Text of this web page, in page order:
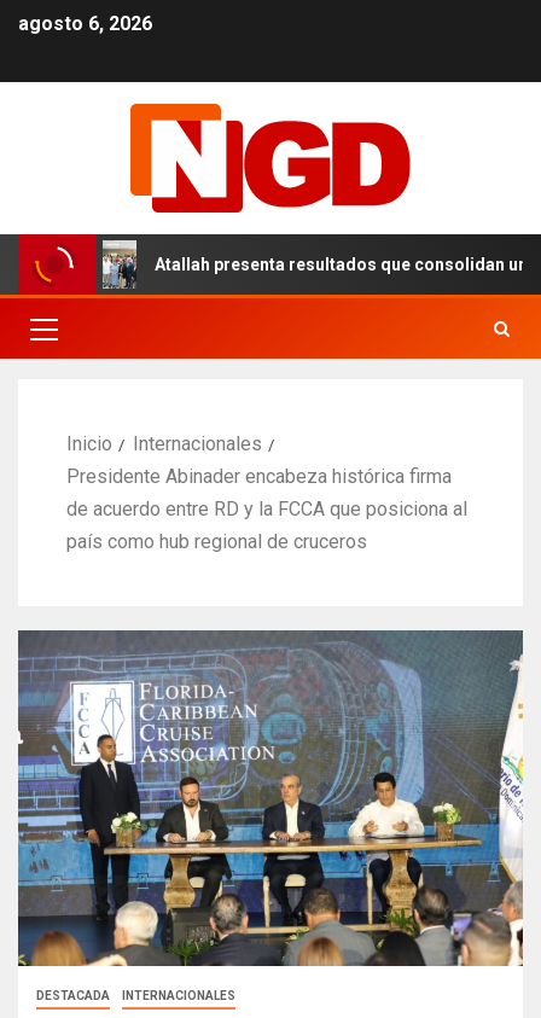
agosto 6, 2026
Atallah presenta resultados que consolidan un modelo
Inicio
Internacionales
Presidente Abinader encabeza histórica firma
de acuerdo entre RD y la FCCA que posiciona al
país como hub regional de cruceros
DESTACADA INTERNACIONALES